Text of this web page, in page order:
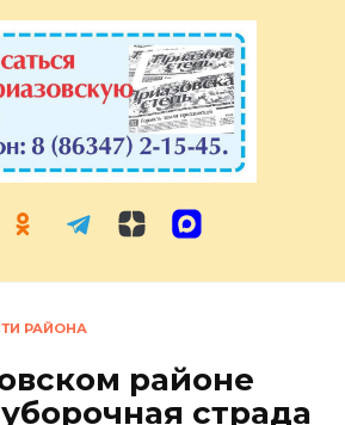
РАЙОНА
районе
страда